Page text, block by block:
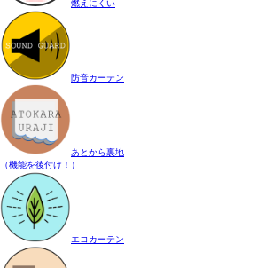
燃えにくい
防音カーテン
あとから裏地
（機能を後付け！）
エコカーテン